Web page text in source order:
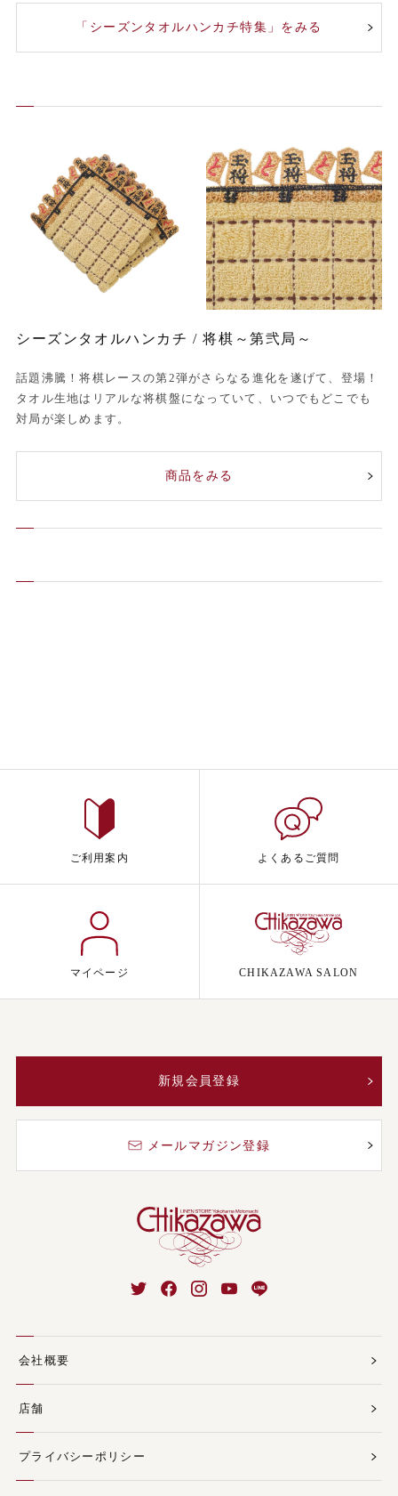
「シーズンタオルハンカチ特集」をみる
シーズンタオルハンカチ / 将棋～第弐局～
話題沸騰！将棋レースの第2弾がさらなる進化を遂げて、登場！
タオル生地はリアルな将棋盤になっていて、いつでもどこでも
対局が楽しめます。
商品をみる
ご利用案内 よくあるご質問
マイページ CHIKAZAWA SALON
新規会員登録
メールマガジン登録
会社概要
店舗
プライバシーポリシー